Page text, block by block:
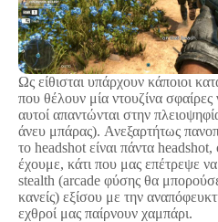
Ως είθισται υπάρχουν κάποιοι
που θέλουν μία ντουζίνα
αυτοί απαντώνται στην
άνευ μπάρας). Ανεξαρτήτως
το headshot είναι πάντα headshot,
έχουμε, κάτι που μας επέτρεψε
stealth (arcade φύσης θα
κανείς) εξίσου με την
εχθροί μας παίρνουν χαμπάρι.